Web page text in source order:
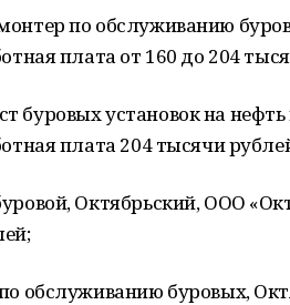
по обслуживанию
плата от 160 до 204
буровых установок на нефть
плата 204 тысячи
Октябрьский, ООО
обслуживанию буровых,